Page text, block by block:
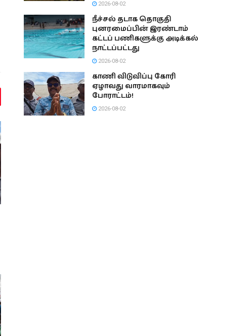
2026-08-02
நீச்சல் தடாக தொகுதி
புனரமைப்பின் இரண்டாம்
கட்டப் பணிகளுக்கு அடிக்கல்
நாட்டப்பட்டது
2026-08-02
காணி விடுவிப்பு கோரி
ஏழாவது வாரமாகவும்
போராட்டம்!
2026-08-02